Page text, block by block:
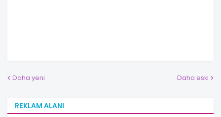
Daha yeni Daha eski
REKLAM ALANI